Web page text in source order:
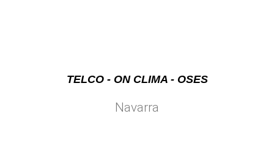
TELCO - ON CLIMA - OSES
Navarra